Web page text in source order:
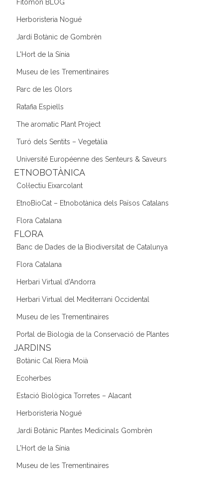
Fitomon BLOG
Herboristeria Nogué
Jardí Botànic de Gombrèn
L'Hort de la Sínia
Museu de les Trementinaires
Parc de les Olors
Ratafia Espiells
The aromatic Plant Project
Turó dels Sentits – Vegetàlia
Université Européenne des Senteurs & Saveurs
ETNOBOTÀNICA
Col·lectiu Eixarcolant
EtnoBioCat – Etnobotànica dels Països Catalans
Flora Catalana
FLORA
Banc de Dades de la Biodiversitat de Catalunya
Flora Catalana
Herbari Virtual d'Andorra
Herbari Virtual del Mediterrani Occidental
Museu de les Trementinaires
Portal de Biologia de la Conservació de Plantes
JARDINS
Botànic Cal Riera Moià
Ecoherbes
Estació Biològica Torretes – Alacant
Herboristeria Nogué
Jardí Botànic Plantes Medicinals Gombrèn
L'Hort de la Sínia
Museu de les Trementinaires